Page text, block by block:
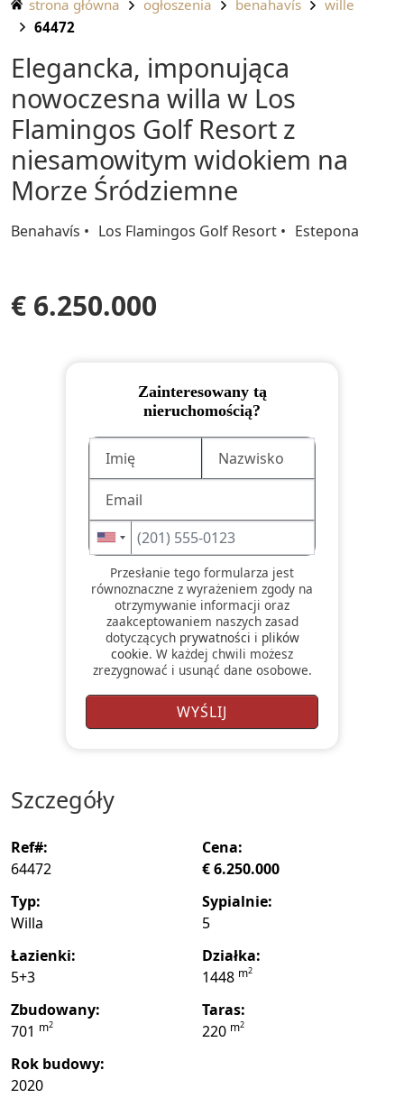
strona główna ogłoszenia benahavís
wille
64472
Elegancka, imponująca
nowoczesna willa w Los
Flamingos Golf Resort z
niesamowitym widokiem na
Morze Śródziemne
Benahavís Los Flamingos Golf Resort Estepona
€ 6.250.000
Zainteresowany tą
nieruchomością?
Przesłanie tego formularza jest
równoznaczne z wyrażeniem zgody na
otrzymywanie informacji oraz
zaakceptowaniem naszych zasad
dotyczących prywatności i plików
cookie. W każdej chwili możesz
zrezygnować i usunąć dane osobowe.
szczegóły
ref#:
64472
cena:
€ 6.250.000
typ:
Willa
sypialnie:
5
łazienki:
5+3
działka:
1448 m2
zbudowany:
701 m2
taras:
220 m2
rok budowy:
2020